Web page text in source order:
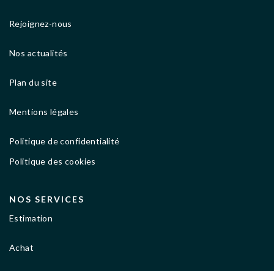
Rejoignez-nous
Nos actualités
Plan du site
Mentions légales
Politique de confidentialité
Politique des cookies
NOS SERVICES
Estimation
Achat